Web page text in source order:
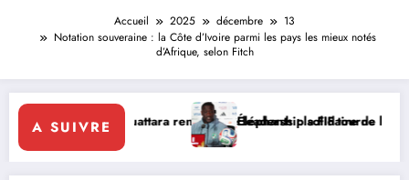
Accueil 2025 décembre
13
Notation souveraine : la Côte d’Ivoire parmi les pays les mieux notés
d’Afrique, selon Fitch
A SUIVRE
Ouattara renforce le leadership solidaire de la Côte d’Ivoire en
Éléphants : la FIF tourne la page Emerse Faé